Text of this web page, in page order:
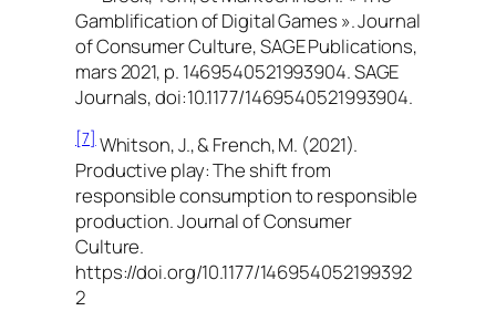
Gamblification of Digital Games ». Journal
of Consumer Culture, SAGE Publications,
mars 2021, p. 1469540521993904. SAGE
Journals, doi:10.1177/1469540521993904.
[7]Whitson, J., & French, M. (2021).
Productive play: The shift from
responsible consumption to responsible
production. Journal of Consumer
Culture.
https://doi.org/10.1177/146954052199392
2